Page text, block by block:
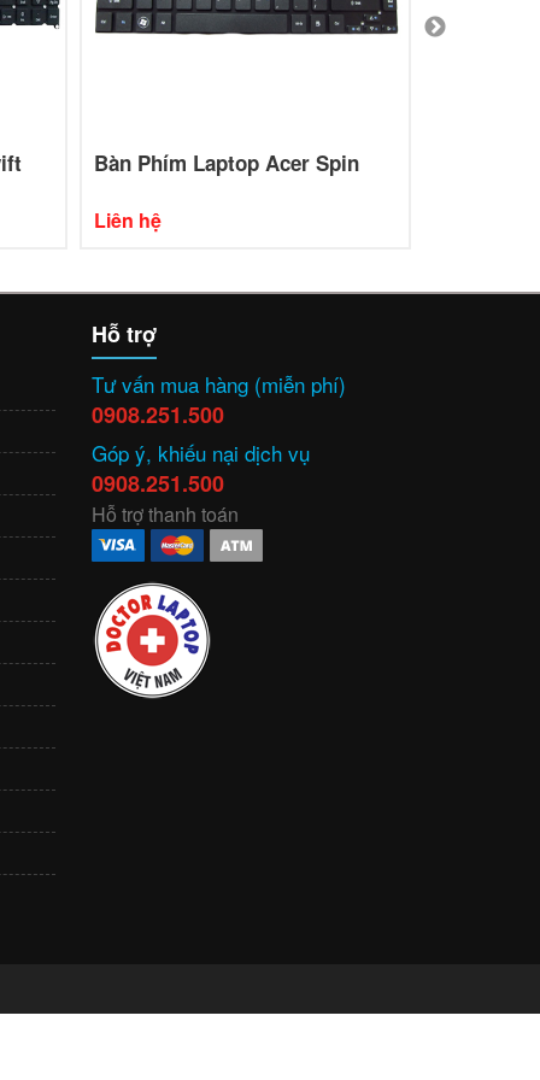
Bàn Phím Laptop Acer Spin
Liên hệ
Hỗ trợ
Tư vấn mua hàng (miễn phí)
0908.251.500
Góp ý, khiếu nại dịch vụ
0908.251.500
Hỗ trợ thanh toán